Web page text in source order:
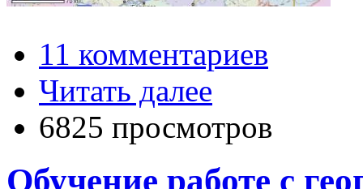
11 комментариев
Читать далее
6825 просмотров
Обучение работе с